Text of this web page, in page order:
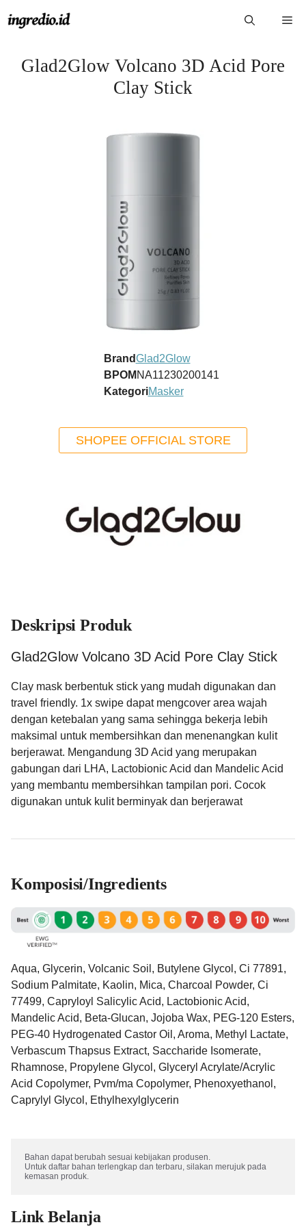
ke
Glad2Glow Volcano 3D Acid Pore
Clay Stick
BrandGlad2Glow
BPOM NA11230200141
KategoriMasker
SHOPEE OFFICIAL STORE
Deskripsi Produk
Glad2Glow Volcano 3D Acid Pore Clay Stick
Clay mask berbentuk stick yang mudah digunakan dan
travel friendly. 1x swipe dapat mengcover area wajah
dengan ketebalan yang sama sehingga bekerja lebih
maksimal untuk membersihkan dan menenangkan kulit
berjerawat. Mengandung 3D Acid yang merupakan
gabungan dari LHA, Lactobionic Acid dan Mandelic Acid
yang membantu membersihkan tampilan pori. Cocok
digunakan untuk kulit berminyak dan berjerawat
Komposisi/Ingredients
Aqua, Glycerin, Volcanic Soil, Butylene Glycol, Ci 77891,
Sodium Palmitate, Kaolin, Mica, Charcoal Powder, Ci
77499, Capryloyl Salicylic Acid, Lactobionic Acid,
Mandelic Acid, Beta-Glucan, Jojoba Wax, PEG-120 Esters,
PEG-40 Hydrogenated Castor Oil, Aroma, Methyl Lactate,
Verbascum Thapsus Extract, Saccharide Isomerate,
Rhamnose, Propylene Glycol, Glyceryl Acrylate/Acrylic
Acid Copolymer, Pvm/ma Copolymer, Phenoxyethanol,
Caprylyl Glycol, Ethylhexylglycerin
Bahan dapat berubah sesuai kebijakan produsen.
Untuk daftar bahan terlengkap dan terbaru, silakan merujuk pada
kemasan produk.
Link Belanja